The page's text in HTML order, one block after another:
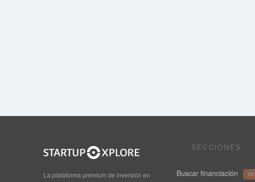
La plataforma premium de inversión en
SECCIONES
Buscar financiación